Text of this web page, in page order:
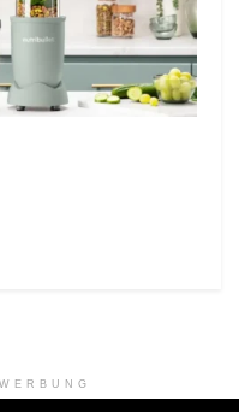
WERBUNG